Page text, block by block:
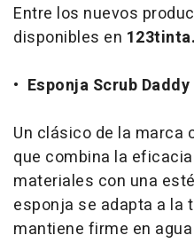
Entre los nuevos
disponibles en
• Esponja Scrub
Un clásico de la marca
que combina la
materiales con una
esponja se adapta a la
mantiene firme en